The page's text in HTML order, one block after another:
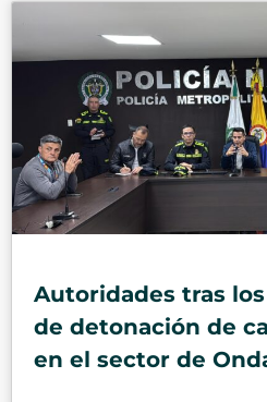
Autoridades tras
de detonación de
en el sector de